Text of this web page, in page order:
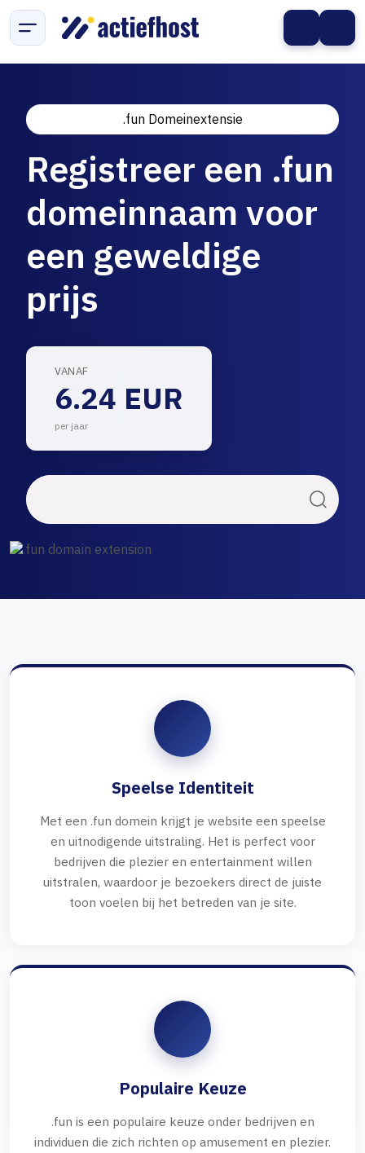
.fun Domeinextensie
Registreer een .fun
domeinnaam voor
een geweldige
prijs
VANAF
6.24 EUR
per jaar
Speelse Identiteit
Met een .fun domein krijgt je website een speelse
en uitnodigende uitstraling. Het is perfect voor
bedrijven die plezier en entertainment willen
uitstralen, waardoor je bezoekers direct de juiste
toon voelen bij het betreden van je site.
Populaire Keuze
.fun is een populaire keuze onder bedrijven en
individuen die zich richten op amusement en plezier.